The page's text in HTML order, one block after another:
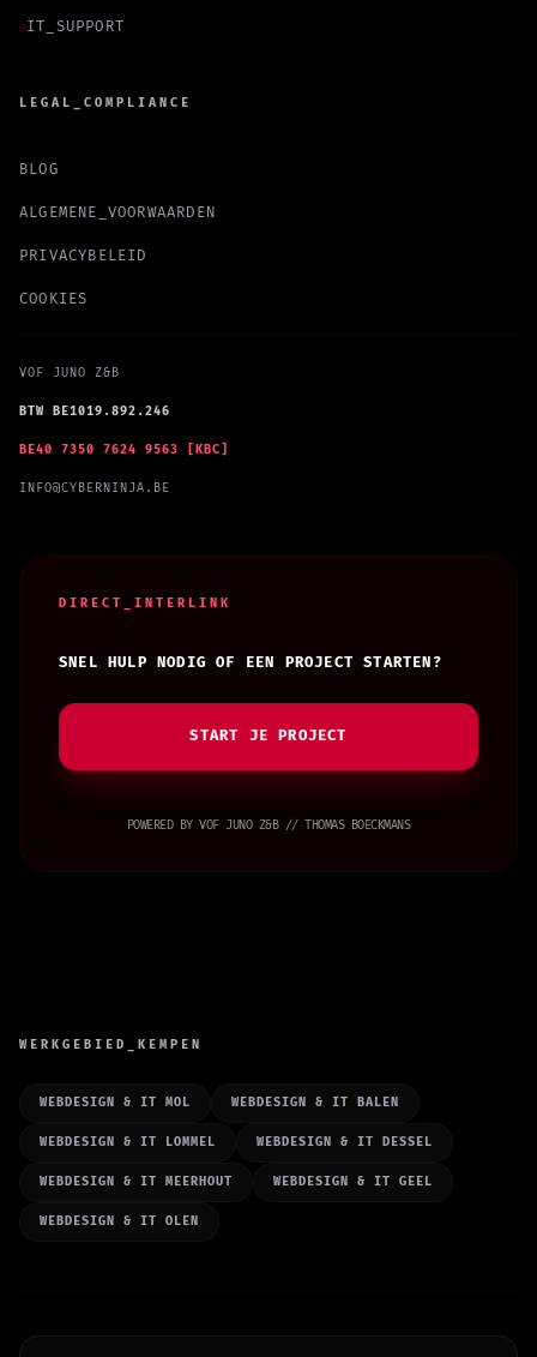
IT_SUPPORT
LEGAL_COMPLIANCE
BLOG
ALGEMENE_VOORWAARDEN
PRIVACYBELEID
COOKIES
VOF JUNO Z&B
BTW BE1019.892.246
BE40 7350 7624 9563 [KBC]
INFO@CYBERNINJA.BE
DIRECT_INTERLINK
SNEL HULP NODIG OF EEN PROJECT STARTEN?
START JE PROJECT
POWERED BY VOF JUNO Z&B // THOMAS BOECKMANS
WERKGEBIED_KEMPEN
WEBDESIGN & IT MOL WEBDESIGN & IT BALEN
WEBDESIGN & IT LOMMEL WEBDESIGN & IT DESSEL
WEBDESIGN & IT MEERHOUT WEBDESIGN & IT GEEL
WEBDESIGN & IT OLEN